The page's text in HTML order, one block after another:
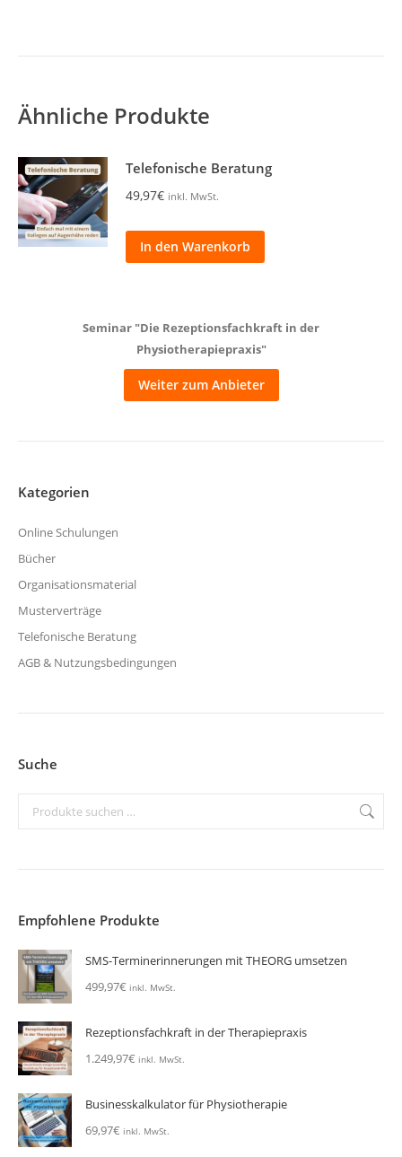
Ähnliche Produkte
Telefonische Beratung
49,97€ inkl. MwSt.
In den Warenkorb
Seminar "Die Rezeptionsfachkraft in der
Physiotherapiepraxis"
Weiter zum Anbieter
Kategorien
Online Schulungen
Bücher
Organisationsmaterial
Musterverträge
Telefonische Beratung
AGB & Nutzungsbedingungen
Suche
Empfohlene Produkte
SMS-Terminerinnerungen mit THEORG umsetzen
499,97€ inkl. MwSt.
Rezeptionsfachkraft in der Therapiepraxis
1.249,97€ inkl. MwSt.
Businesskalkulator für Physiotherapie
69,97€ inkl. MwSt.